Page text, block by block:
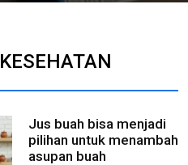
KESEHATAN
Jus buah bisa menjadi
pilihan untuk menambah
asupan buah